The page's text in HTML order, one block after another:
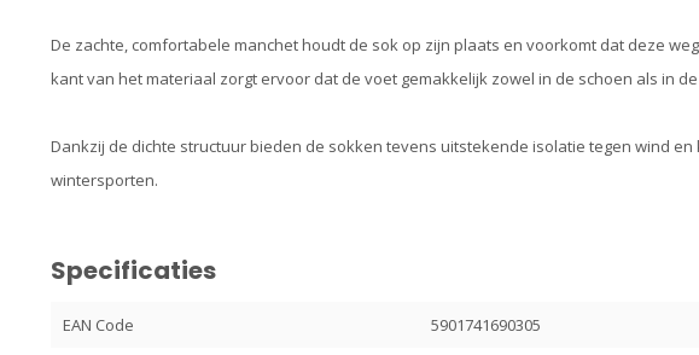
De zachte, comfortabele manchet houdt de sok op zijn plaats en voorkomt dat deze
kant van het materiaal zorgt ervoor dat de voet gemakkelijk zowel in de schoen als in
Dankzij de dichte structuur bieden de sokken tevens uitstekende isolatie tegen wind en
wintersporten.
Specificaties
EAN Code 5901741690305